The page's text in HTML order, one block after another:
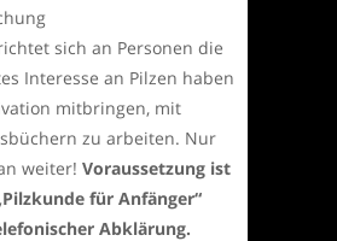
sich an Personen die
Interesse an Pilzen haben
mitbringen, mit
zu arbeiten. Nur
weiter! Voraussetzung ist
für Anfänger“
Abklärung.